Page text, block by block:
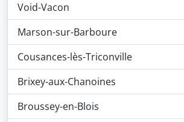
Void-Vacon
Marson-sur-Barboure
Cousances-lès-Triconville
Brixey-aux-Chanoines
Broussey-en-Blois